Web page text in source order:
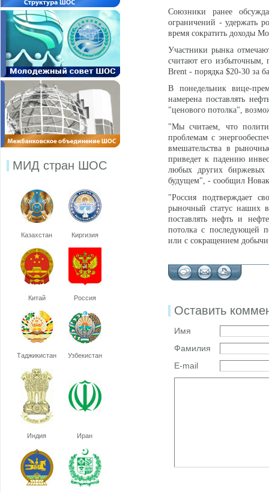
МИД стран ШОС
Казахстан Киргизия
Китай Россия
Таджикистан Узбекистан
Индия Иран
Союзники ранее
ограничений - удержать
время сократить доходы
Участники рынка
считают его избыточным,
Brent - порядка $20-30 за
В понедельник вице-
намерена поставлять
"ценового потолка",
"Мы считаем, что
проблемам с
вмешательства в
приведет к падению
любых других
будущем", - сообщил
"Россия подтверждает
рыночный статус наших
поставлять нефть и
потолка с последующей
или с сокращением
Оставить
Имя
Фамилия
E-mail